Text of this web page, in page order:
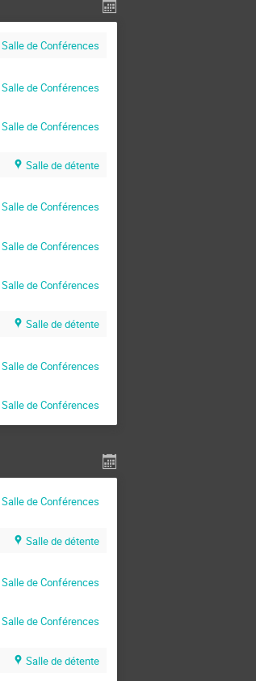
Salle de Conférences
Salle de Conférences
Salle de Conférences
Salle de détente
Salle de Conférences
Salle de Conférences
Salle de Conférences
Salle de détente
Salle de Conférences
Salle de Conférences
Salle de Conférences
Salle de détente
Salle de Conférences
Salle de Conférences
Salle de détente